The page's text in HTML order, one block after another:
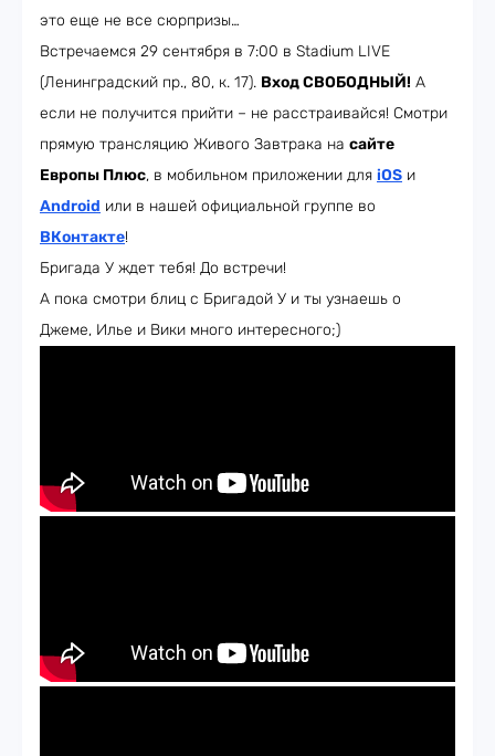
это еще не все сюрпризы…
Встречаемся 29 сентября в 7:00 в Stadium LIVE
(Ленинградский пр., 80, к. 17). Вход СВОБОДНЫЙ! А
если не получится прийти – не расстраивайся! Смотри
прямую трансляцию Живого Завтрака на сайте
Европы Плюс, в мобильном приложении для iOS и
Android или в нашей официальной группе во
ВКонтакте!
Бригада У ждет тебя! До встречи!
А пока смотри блиц с Бригадой У и ты узнаешь о
Джеме, Илье и Вики много интересного;)